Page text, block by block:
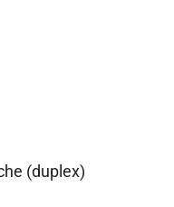
(duplex)